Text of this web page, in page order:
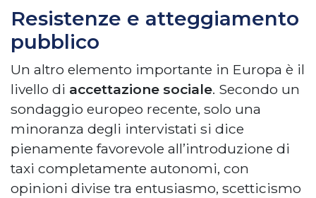
Resistenze e atteggiamento
pubblico
Un altro elemento importante in Europa è il
livello di accettazione sociale. Secondo un
sondaggio europeo recente, solo una
minoranza degli intervistati si dice
pienamente favorevole all’introduzione di
taxi completamente autonomi, con
opinioni divise tra entusiasmo, scetticismo